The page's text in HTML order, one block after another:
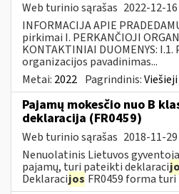
Web turinio sąrašas 2022-12-16
INFORMACIJA APIE
pirkimai I. PERKANČIOJI
KONTAKTINIAI DUOMENYS:
organizacijos pavadinimas...
Metai: 2022 Pagrindinis:
Pajamų mokesčio nuo B
deklaracija (FR0459)
Web turinio sąrašas 2018-11-29
Nenuolatinis Lietuvos
pajamų, turi pateikti deklaraci
Deklaracijos FR0459 forma